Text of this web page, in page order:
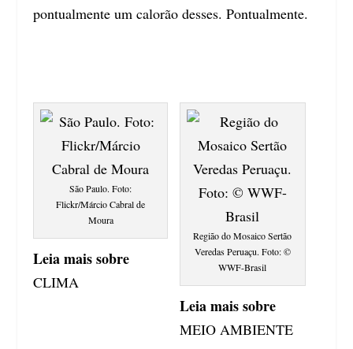
pontualmente um calorão desses. Pontualmente.
São Paulo. Foto:
Flickr/Márcio Cabral de
Moura
Leia mais sobre
CLIMA
Região do Mosaico Sertão
Veredas Peruaçu. Foto: ©
WWF-Brasil
Leia mais sobre
MEIO AMBIENTE